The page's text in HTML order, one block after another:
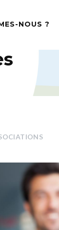
NOUS ?